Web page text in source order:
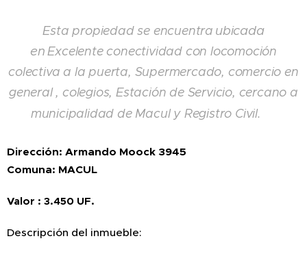
Esta propiedad se encuentra ubicada
en Excelente conectividad con locomoción
colectiva a la puerta, Supermercado, comercio en
general , colegios, Estación de Servicio, cercano a
municipalidad de Macul y Registro Civil.
Dirección: Armando Moock 3945
Comuna: MACUL
Valor : 3.450 UF.
Descripción del inmueble: